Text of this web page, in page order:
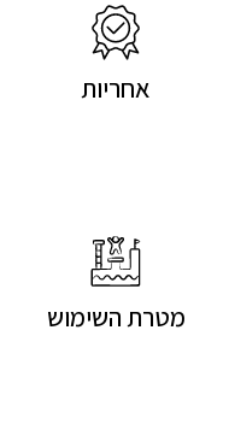
אחריות
מטרת השימוש